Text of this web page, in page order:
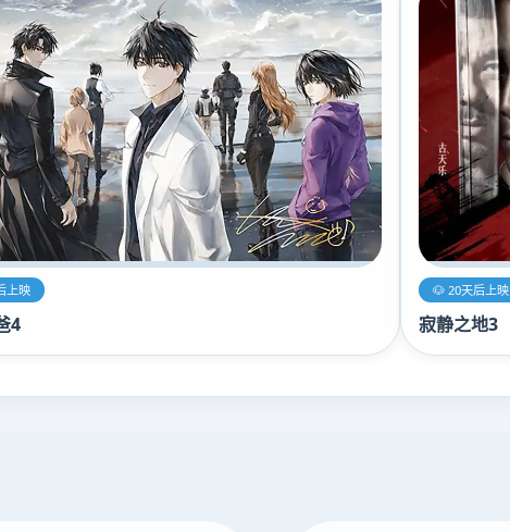
上映
4
🐶 20天后上映
寂静之地3